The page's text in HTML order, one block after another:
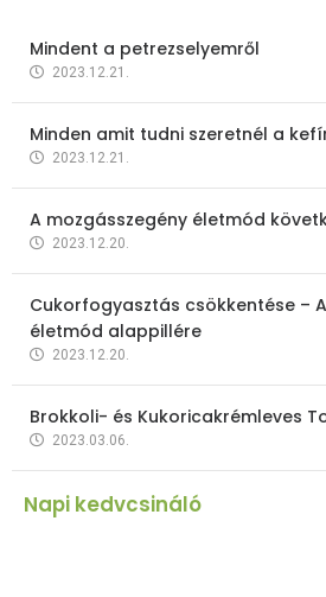
Mindent a petrezselyemről
2023.12.21.
Minden amit tudni szeretnél a
2023.12.21.
A mozgásszegény életmód
2023.12.20.
Cukorfogyasztás csökkentése –
életmód alappillére
2023.12.20.
Brokkoli- és Kukoricakrémleves
2023.03.06.
Napi kedvcsináló